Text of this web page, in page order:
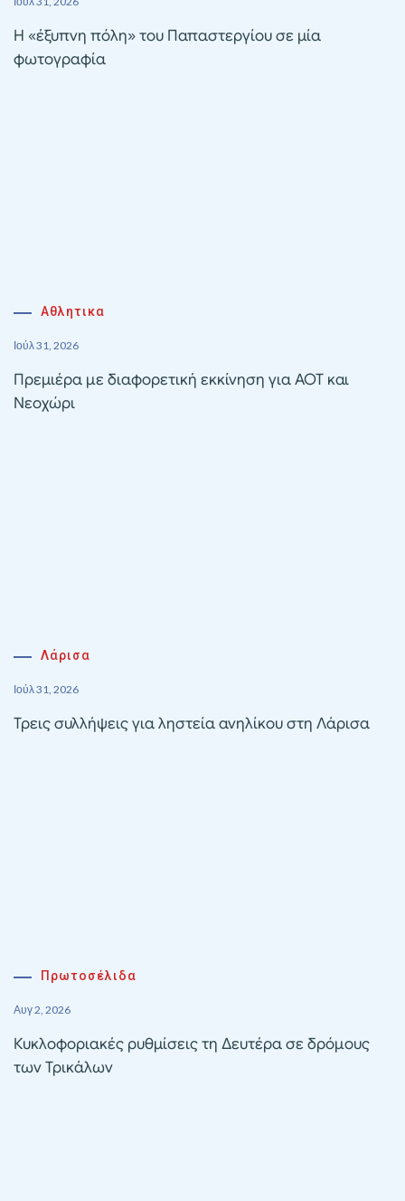
Η «έξυπνη πόλη» του Παπαστεργίου σε μία
φωτογραφία
Αθλητικα
Ιούλ 31, 2026
Πρεμιέρα με διαφορετική εκκίνηση για ΑΟΤ και
Νεοχώρι
Λάρισα
Ιούλ 31, 2026
Τρεις συλλήψεις για ληστεία ανηλίκου στη Λάρισα
Πρωτοσέλιδα
Αυγ 2, 2026
Κυκλοφοριακές ρυθμίσεις τη Δευτέρα σε δρόμους
των Τρικάλων